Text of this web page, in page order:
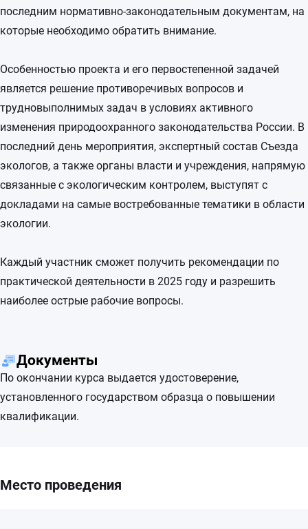
последним нормативно-законодательным документам, на
которые необходимо обратить внимание.
Особенностью проекта и его первостепенной задачей
является решение противоречивых вопросов и
трудновыполнимых задач в условиях активного
изменения природоохранного законодательства России. В
последний день мероприятия, экспертный состав Съезда
экологов, а также органы власти и учреждения, напрямую
связанные с экологическим контролем, выступят с
докладами на самые востребованные тематики в области
экологии.
Каждый участник сможет получить рекомендации по
практической деятельности в 2025 году и разрешить
наиболее острые рабочие вопросы.
Документы
По окончании курса выдается удостоверение,
установленного государством образца о повышении
квалификации.
Место проведения